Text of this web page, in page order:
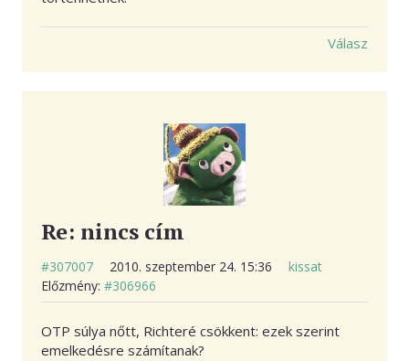
Válasz
Re: nincs cím
#307007 2010. szeptember 24. 15:36
kissat
Előzmény: #306966
OTP súlya nőtt, Richteré csökkent: ezek szerint
emelkedésre számítanak?